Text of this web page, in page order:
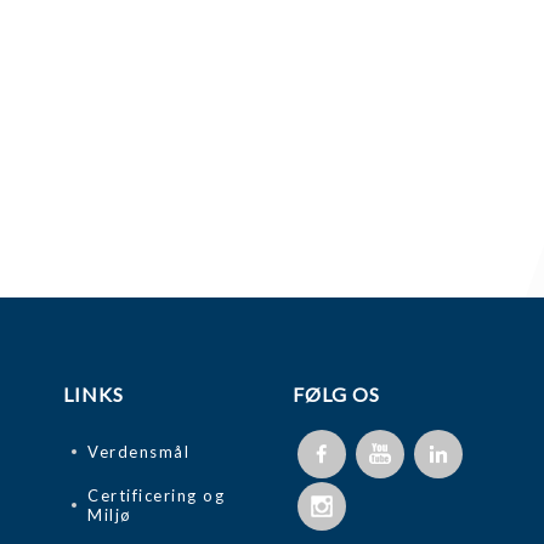
LINKS
Verdensmål
Certificering og
Miljø
FØLG OS